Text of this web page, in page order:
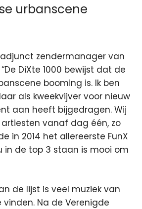
urbanscene
adjunct zendermanager van
DiXte 1000 bewijst dat de
booming is. Ik ben
als kweekvijver voor nieuw
aan heeft bijgedragen. Wij
vanaf dag één, zo
in 2014 het allereerste FunX
in de top 3 staan is mooi om
de lijst is veel muziek van
Na de Verenigde